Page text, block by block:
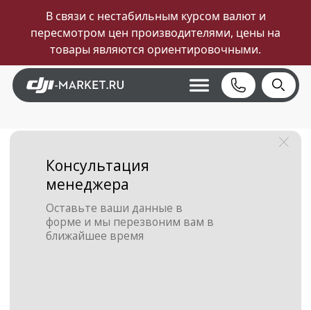
В связи с нестабильным курсом валют и
пересмотром цен производителями, цены на
товары являются ориентировочными.
менеджера
форме и мы перезвоним вам в
ближайшее время